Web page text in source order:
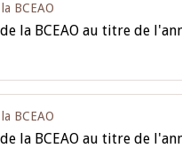
BCEAO
la BCEAO au titre de
BCEAO
la BCEAO au titre de